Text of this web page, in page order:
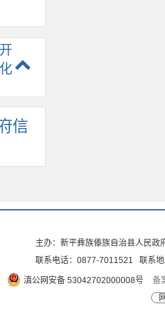
信
主办：新平彝族傣族自治县人民
联系电话：0877-7011521 联系
滇公网安备 53042702000008号
备